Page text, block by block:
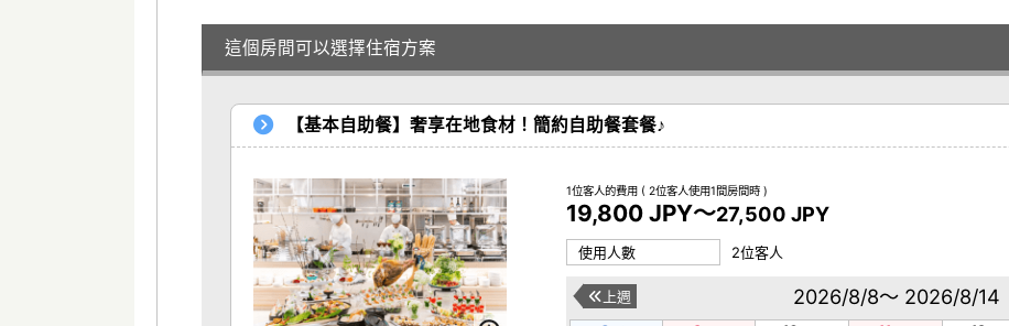
這個房間可以選擇住宿方案
【基本自助餐】奢享在地食材！簡約自助餐套餐♪
1位客人的費用 ( 2位客人使用1間房間時 )
19,800 JPY～27,500 JPY
使用人數 2位客人
2026/8/8～ 2026/8/14
上週